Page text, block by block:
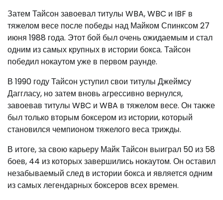
Затем Тайсон завоевал титулы WBA, WBC и IBF в
тяжелом весе после победы над Майком Спинксом 27
июня 1988 года. Этот бой был очень ожидаемым и стал
одним из самых крупных в истории бокса. Тайсон
победил нокаутом уже в первом раунде.
В 1990 году Тайсон уступил свои титулы Джеймсу
Даггласу, но затем вновь агрессивно вернулся,
завоевав титулы WBC и WBA в тяжелом весе. Он также
был только вторым боксером из истории, который
становился чемпионом тяжелого веса трижды.
В итоге, за свою карьеру Майк Тайсон выиграл 50 из 58
боев, 44 из которых завершились нокаутом. Он оставил
незабываемый след в истории бокса и является одним
из самых легендарных боксеров всех времен.